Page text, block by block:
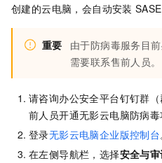
创建的云电脑，会自动安装 SASE
重要
由于防病毒服务目
需要联系售前人员。
请咨询办公安全平台钉钉群
前人员开通无影云电脑防病毒
登录无影云电脑企业版控制台
在左侧导航栏，选择安全与